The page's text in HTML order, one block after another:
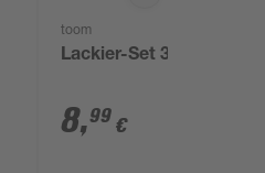
toom
Lackier-Set 3-teilig
8,99 €